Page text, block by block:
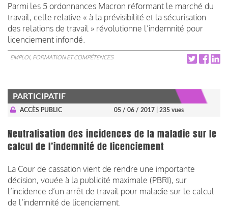
Parmi les 5 ordonnances Macron réformant le marché du
travail, celle relative « à la prévisibilité et la sécurisation
des relations de travail » révolutionne l’indemnité pour
licenciement infondé.
EMPLOI, FORMATION ET COMPÉTENCES
PARTICIPATIF
ACCÈS PUBLIC 05 / 06 / 2017 | 235 vues
Neutralisation des incidences de la maladie sur le
calcul de l’indemnité de licenciement
La Cour de cassation vient de rendre une importante
décision, vouée à la publicité maximale (PBRI), sur
l’incidence d’un arrêt de travail pour maladie sur le calcul
de l’indemnité de licenciement.